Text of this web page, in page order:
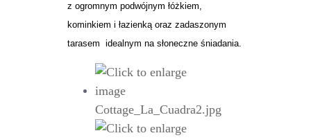
z ogromnym podwójnym łóżkiem,
kominkiem i łazienką oraz zadaszonym
tarasem idealnym na słoneczne śniadania.